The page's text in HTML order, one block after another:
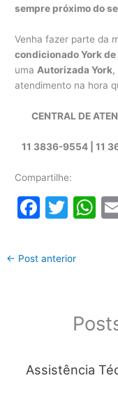
sempre próximo do
Venha fazer parte da
condicionado York de
umaAutorizada York,
atendimento na hora
CENTRAL DE
11 3836-9554 | 11
Compartilhe:
F
c
k
T
itt
W
p
← Post anterior
Assistência